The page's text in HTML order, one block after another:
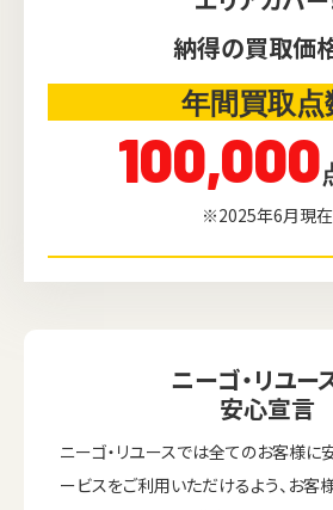
納得の買取価
年間買取点
100,000
※2025年6月現在
ニーゴ・リユー
安心宣言
ニーゴ・リユースでは全てのお客様に
ービスをご利用いただけるよう、お客